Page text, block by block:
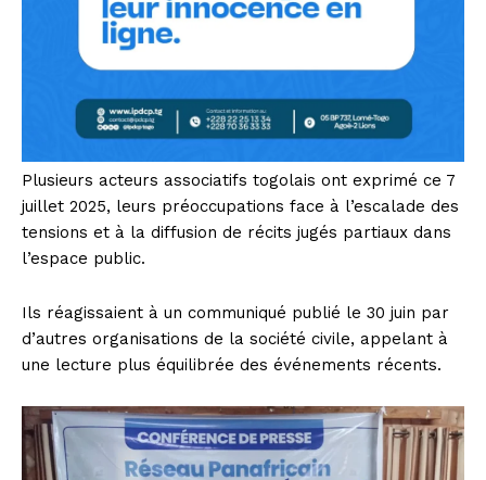
Plusieurs acteurs associatifs togolais ont exprimé ce 7
juillet 2025, leurs préoccupations face à l’escalade des
tensions et à la diffusion de récits jugés partiaux dans
l’espace public.
Ils réagissaient à un communiqué publié le 30 juin par
d’autres organisations de la société civile, appelant à
une lecture plus équilibrée des événements récents.